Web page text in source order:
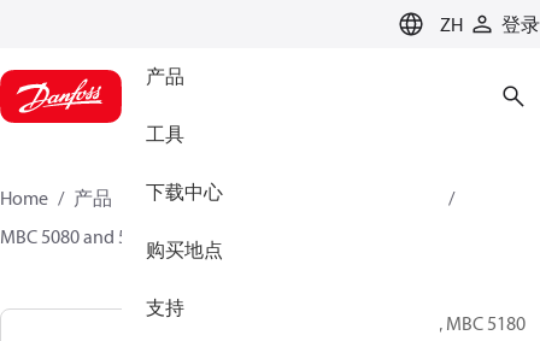
ZH 登录
产品
工具
下载中心
购买地点
支持
Home 产品 傳感器解決方案
MBC 5080 and 5180
061B124166
差壓開關, MBC 5180